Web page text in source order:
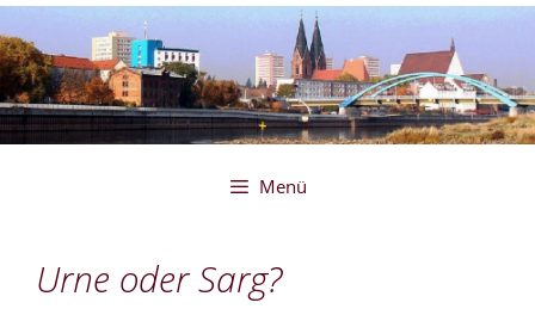
Zum
Inhalt
springen
Menü
Urne oder Sarg?